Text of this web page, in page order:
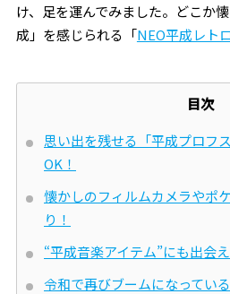
け、足を運んでみました。どこか
成」を感じられる「NEO平成レト
目次
思い出を残せる「平成プロフ
OK！
懐かしのフィルムカメラやポ
り！
“平成音楽アイテム”にも出会
令和で再びブームになってい